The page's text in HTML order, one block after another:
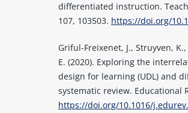
differentiated instruction.
107, 103503. https://doi.org/
Griful-Freixenet, J., Struyven,
E. (2020). Exploring the
design for learning (UDL) and
systematic review. Educational
https://doi.org/10.1016/